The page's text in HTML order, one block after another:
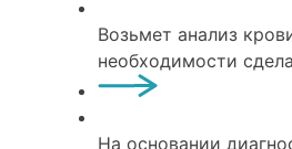
Возьмет анализ
необходимости
На основании